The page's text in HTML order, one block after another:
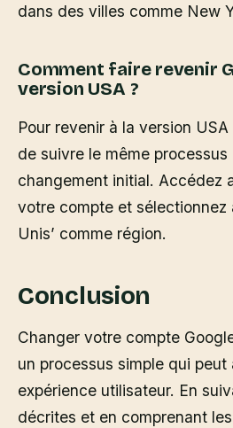
dans des villes comme New
Comment faire revenir
version USA ?
Pour revenir à la version
de suivre le même processus
changement initial. Accédez
votre compte et sélectionnez
Unis’ comme région.
Conclusion
Changer votre compte
un processus simple qui peut
expérience utilisateur. En
décrites et en comprenant